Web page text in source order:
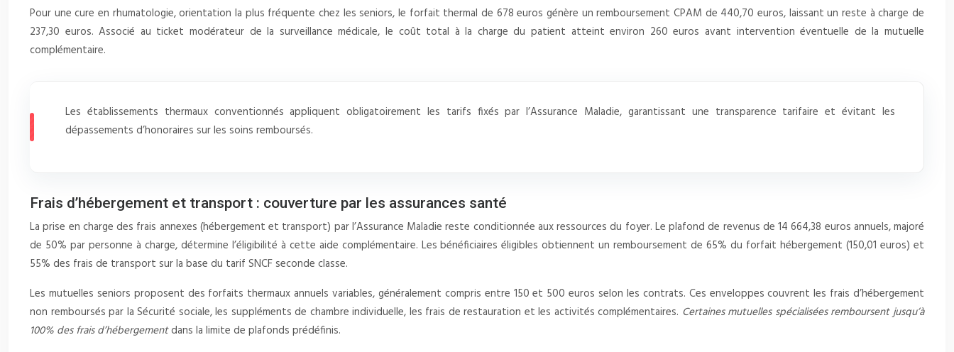
Pour une cure en rhumatologie, orientation la plus fréquente chez les seniors, le forfait thermal de 678 euros génère un remboursement CPAM de 440,70 euros, laissant un reste à charge de
237,30 euros. Associé au ticket modérateur de la surveillance médicale, le coût total à la charge du patient atteint environ 260 euros avant intervention éventuelle de la mutuelle
complémentaire.
Les établissements thermaux conventionnés appliquent obligatoirement les tarifs fixés par l’Assurance Maladie, garantissant une transparence tarifaire et évitant les
dépassements d’honoraires sur les soins remboursés.
Frais d’hébergement et transport : couverture par les assurances santé
La prise en charge des frais annexes (hébergement et transport) par l’Assurance Maladie reste conditionnée aux ressources du foyer. Le plafond de revenus de 14 664,38 euros annuels, majoré
de 50% par personne à charge, détermine l’éligibilité à cette aide complémentaire. Les bénéficiaires éligibles obtiennent un remboursement de 65% du forfait hébergement (150,01 euros) et
55% des frais de transport sur la base du tarif SNCF seconde classe.
Les mutuelles seniors proposent des forfaits thermaux annuels variables, généralement compris entre 150 et 500 euros selon les contrats. Ces enveloppes couvrent les frais d’hébergement
non remboursés par la Sécurité sociale, les suppléments de chambre individuelle, les frais de restauration et les activités complémentaires. Certaines mutuelles spécialisées remboursent jusqu’à
100% des frais d’hébergementdans la limite de plafonds prédéfinis.